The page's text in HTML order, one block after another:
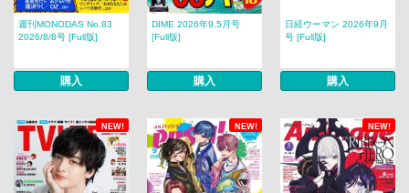
週刊MONODAS No.83
2026/8/8号 [Full版]
購入
DIME 2026年9.5月号
[Full版]
購入
日経ウーマン 2026年9月
号 [Full版]
購入
NEW! NEW! NEW!